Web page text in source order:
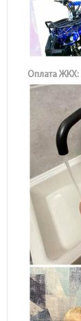
Оплата ЖКХ: